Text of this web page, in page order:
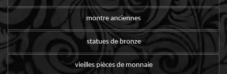
montre anciennes
statues de bronze
vieilles pièces de monnaie